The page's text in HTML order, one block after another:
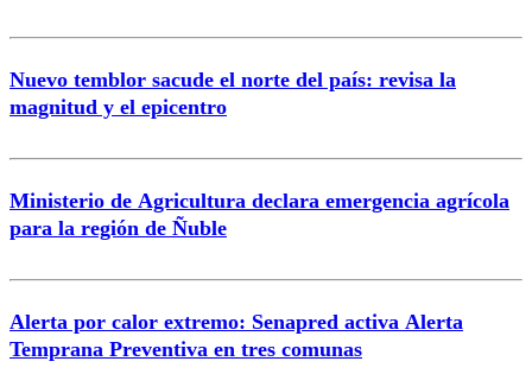
Nuevo temblor sacude el norte del país: revisa la
magnitud y el epicentro
Ministerio de Agricultura declara emergencia agrícola
para la región de Ñuble
Alerta por calor extremo: Senapred activa Alerta
Temprana Preventiva en tres comunas